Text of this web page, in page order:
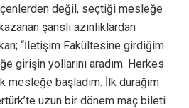
değil, seçtiği mesleğe
şanslı azınlıklardan
“İletişim Fakültesine girdiğim
girişin yollarını aradım. Herkes
mesleğe başladım. İlk durağım
uzun bir dönem maç bileti